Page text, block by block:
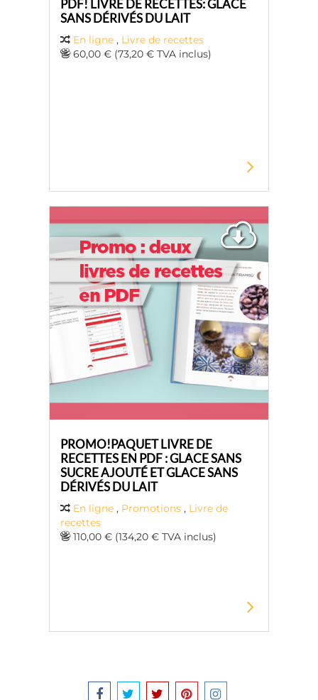
PDF! LIVRE DE RECETTES: GLACE
SANS DÉRIVÉS DU LAIT
En ligne , Livre de recettes
60,00 € (73,20 € TVA inclus)
PROMO!PAQUET LIVRE DE
RECETTES EN PDF : GLACE SANS
SUCRE AJOUTÉ ET GLACE SANS
DÉRIVÉS DU LAIT
En ligne , Promotions , Livre de
recettes
110,00 € (134,20 € TVA inclus)